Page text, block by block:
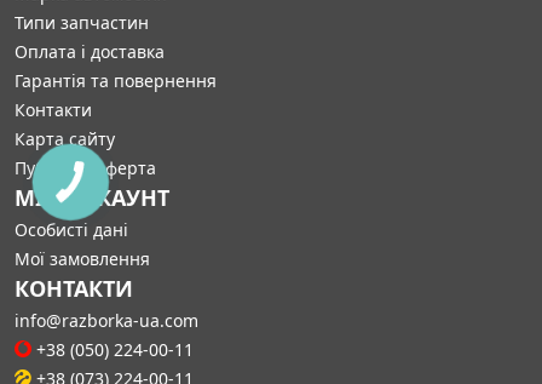
Типи запчастин
Оплата і доставка
Гарантія та повернення
Контакти
Карта сайту
Публічна оферта
МІЙ АККАУНТ
Особисті дані
Мої замовлення
КОНТАКТИ
info@razborka-ua.com
+38 (050) 224-00-11
+38 (073) 224-00-11